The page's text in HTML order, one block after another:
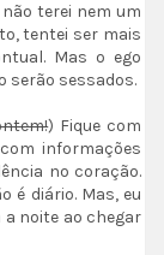
terei nem um
tentei ser mais
Mas o ego
serão sessados.
) Fique com
informações
no coração.
é diário. Mas, eu
noite ao chegar